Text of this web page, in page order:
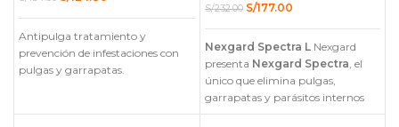
original
era:
S/154.00.
actual
es:
S/124.86.
Antipulga tratamiento y
prevención de infestaciones con
pulgas y garrapatas.
S/232.00 El
original
era:
S/232.00.
S/177.00El
actual
es:
S/177.00.
Nexgard Spectra LNexgard
presenta Nexgard Spectra, el
único que elimina pulgas,
garrapatas y parásitos internos
en un solo bocado, para perros